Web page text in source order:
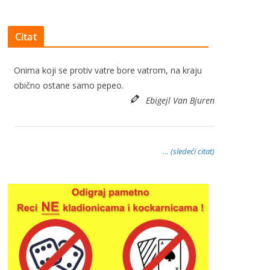
Citat
Onima koji se protiv vatre bore vatrom, na kraju
obično ostane samo pepeo.
Ebigejl Van Bjuren
… (sledeći citat)